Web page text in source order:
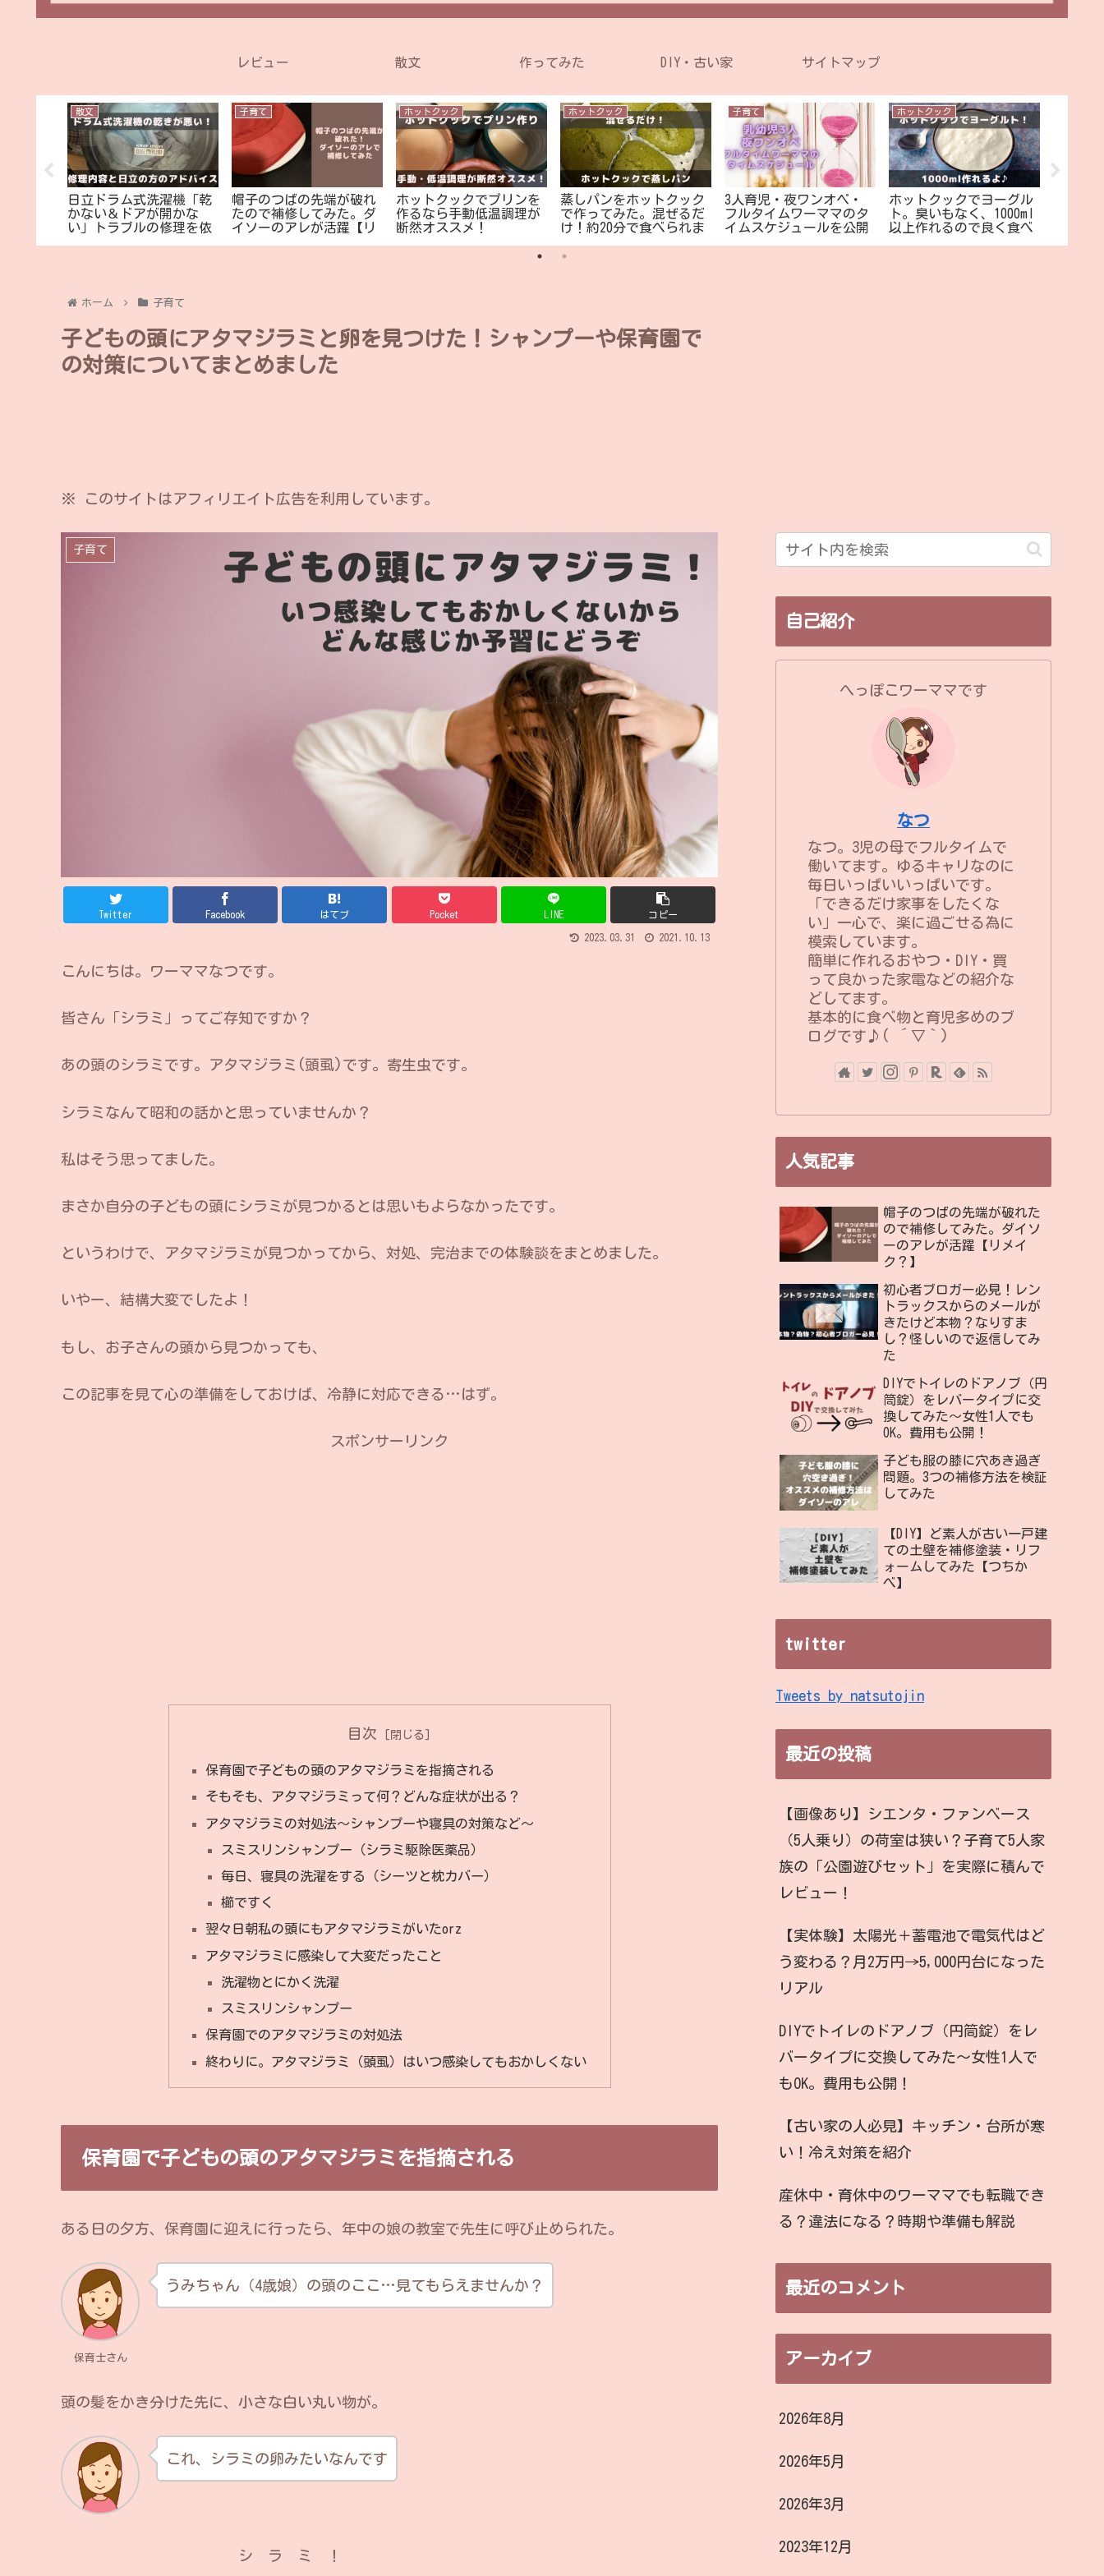
レビュー 散文 作ってみた DIY・古い家 サイトマップ
散文
日立ドラム式洗濯機「乾
かない＆ドアが開かな
い」トラブルの修理を依
子育て
帽子のつばの先端が破れ
たので補修してみた。ダ
イソーのアレが活躍【リ
ホットクック
ホットクックでプリンを
作るなら手動低温調理が
断然オススメ！
ホットクック
蒸しパンをホットクック
で作ってみた。混ぜるだ
け！約20分で食べられま
子育て
3人育児・夜ワンオペ・
フルタイムワーママのタ
イムスケジュールを公開
ホットクック
ホットクックでヨーグル
ト。臭いもなく、1000ml
以上作れるので良く食べ
ホーム 子育て
子どもの頭にアタマジラミと卵を見つけた！シャンプーや保育園で
の対策についてまとめました
※ このサイトはアフィリエイト広告を利用しています。
子育て
Twitter Facebook はてブ Pocket LINE コピー
2023.03.31 2021.10.13
こんにちは。ワーママなつです。
皆さん「シラミ」ってご存知ですか？
あの頭のシラミです。アタマジラミ(頭虱)です。寄生虫です。
シラミなんて昭和の話かと思っていませんか？
私はそう思ってました。
まさか自分の子どもの頭にシラミが見つかるとは思いもよらなかったです。
というわけで、アタマジラミが見つかってから、対処、完治までの体験談をまとめました。
いやー、結構大変でしたよ！
もし、お子さんの頭から見つかっても、
この記事を見て心の準備をしておけば、冷静に対応できる…はず。
スポンサーリンク
目次
保育園で子どもの頭のアタマジラミを指摘される
そもそも、アタマジラミって何？どんな症状が出る？
アタマジラミの対処法〜シャンプーや寝具の対策など〜
スミスリンシャンプー（シラミ駆除医薬品）
毎日、寝具の洗濯をする（シーツと枕カバー）
櫛ですく
翌々日朝私の頭にもアタマジラミがいたorz
アタマジラミに感染して大変だったこと
洗濯物とにかく洗濯
スミスリンシャンプー
保育園でのアタマジラミの対処法
終わりに。アタマジラミ（頭虱）はいつ感染してもおかしくない
保育園で子どもの頭のアタマジラミを指摘される
ある日の夕方、保育園に迎えに行ったら、年中の娘の教室で先生に呼び止められた。
保育士さん
うみちゃん（4歳娘）の頭のここ…見てもらえませんか？
頭の髪をかき分けた先に、小さな白い丸い物が。
これ、シラミの卵みたいなんです
シ ラ ミ ！
自己紹介
へっぽこワーママです
なつ
なつ。3児の母でフルタイムで
働いてます。ゆるキャリなのに
毎日いっぱいいっぱいです。
「できるだけ家事をしたくな
い」一心で、楽に過ごせる為に
模索しています。
簡単に作れるおやつ・DIY・買
って良かった家電などの紹介な
どしてます。
基本的に食べ物と育児多めのブ
ログです♪( ´▽｀)
人気記事
帽子のつばの先端が破れた
ので補修してみた。ダイソ
ーのアレが活躍【リメイ
ク？】
初心者ブロガー必見！レン
トラックスからのメールが
きたけど本物？なりすま
し？怪しいので返信してみ
た
DIYでトイレのドアノブ（円
筒錠）をレバータイプに交
換してみた〜女性1人でも
OK。費用も公開！
子ども服の膝に穴あき過ぎ
問題。3つの補修方法を検証
してみた
【DIY】ど素人が古い一戸建
ての土壁を補修塗装・リフ
ォームしてみた【つちか
べ】
twitter
Tweets by natsutojin
最近の投稿
【画像あり】シエンタ・ファンベース
（5人乗り）の荷室は狭い？子育て5人家
族の「公園遊びセット」を実際に積んで
レビュー！
【実体験】太陽光＋蓄電池で電気代はど
う変わる？月2万円→5,000円台になった
リアル
DIYでトイレのドアノブ（円筒錠）をレ
バータイプに交換してみた〜女性1人で
もOK。費用も公開！
【古い家の人必見】キッチン・台所が寒
い！冷え対策を紹介
産休中・育休中のワーママでも転職でき
る？違法になる？時期や準備も解説
最近のコメント
アーカイブ
2026年8月
2026年5月
2026年3月
2023年12月